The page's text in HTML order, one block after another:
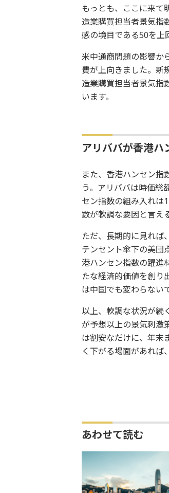
もっとも、ここに来て
造業購買担当者景気指
感の境目である50を上
米中通商問題の影響か
費が上向きました。新
造業購買担当者景気指
います。
アリババが香港ハ
また、香港ハンセン指
う。アリババは時価総
セン指数の組み入れは
数が軟調な要因と言え
ただ、長期的に見れば
テンセント傘下の美団
港ハンセン指数の躍進
たな経済的価値を創り
は中国でも変わらない
以上、軟調な状況が続
が予想以上の景気刺激
は割安なだけに、年末
く下がる場面があれば
あわせて読む